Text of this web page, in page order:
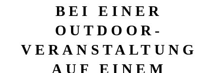
BEI EINER
OUTDOOR-
VERANSTALTUNG
AUF EINEM